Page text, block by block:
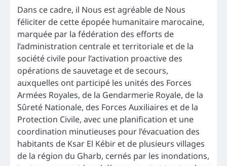
Dans ce cadre, il Nous est agréable de Nous
féliciter de cette épopée humanitaire marocaine,
marquée par la fédération des efforts de
l’administration centrale et territoriale et de la
société civile pour l’activation proactive des
opérations de sauvetage et de secours,
auxquelles ont participé les unités des Forces
Armées Royales, de la Gendarmerie Royale, de la
Sûreté Nationale, des Forces Auxiliaires et de la
Protection Civile, avec une planification et une
coordination minutieuses pour l’évacuation des
habitants de Ksar El Kébir et de plusieurs villages
de la région du Gharb, cernés par les inondations,